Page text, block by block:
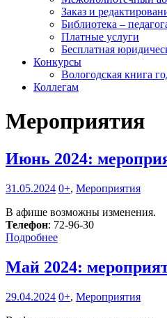
Заказ и
Библиотека –
Платные услуги
Бесплатная
Конкурсы
Вологодская книга
Коллегам
Мероприятия
Июнь 2024:
31.05.2024 0+, Мероприятия
В афише возможны изменения.
Телефон: 72-96-30
Подробнее
Май 2024:
29.04.2024 0+, Мероприятия